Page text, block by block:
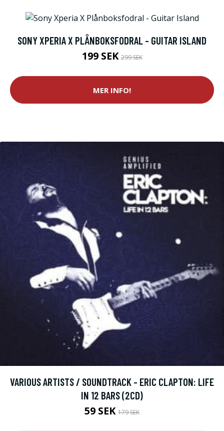
SONY XPERIA X PLÅNBOKSFODRAL - GUITAR ISLAND
199 SEK299 SEK
MER INFO!
VARIOUS ARTISTS / SOUNDTRACK - ERIC CLAPTON: LIFE
IN 12 BARS (2CD)
59 SEK 179 SEK